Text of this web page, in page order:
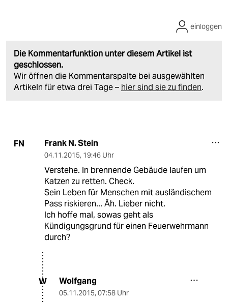
Die Kommentarfunktion unter diesem Artikel ist
geschlossen.
Wir öffnen die Kommentarspalte bei ausgewählten
Artikeln für etwa drei Tage – hier sind sie zu finden.
einloggen
FN Frank N. Stein
04.11.2015, 19:46 Uhr
Verstehe. In brennende Gebäude laufen um
Katzen zu retten. Check.
Sein Leben für Menschen mit ausländischem
Pass riskieren... Äh. Lieber nicht.
Ich hoffe mal, sowas geht als
Kündigungsgrund für einen Feuerwehrmann
durch?
W Wolfgang
05.11.2015, 07:58 Uhr